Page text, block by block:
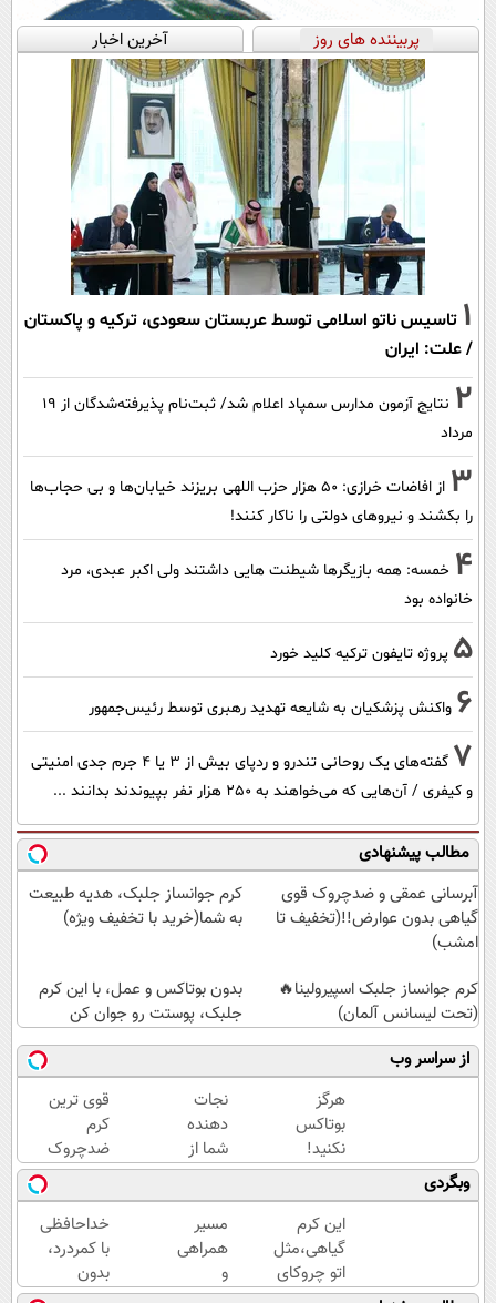
پربیننده های روز آخرین اخبار
1 تاسیس ناتو اسلامی توسط عربستان سعودی، ترکیه و پاکستان
/ علت: ایران
2
نتایج آزمون مدارس سمپاد اعلام شد/ ثبت‌نام پذیرفته‌شدگان از ۱۹
مرداد
3
از افاضات خرازی: ۵۰ هزار حزب اللهی بریزند خیابان‌ها و بی حجاب‌ها
را بکشند و نیرو‌های دولتی را ناکار کنند!
4 خمسه: همه بازیگرها شیطنت هایی داشتند ولی اکبر عبدی، مرد
خانواده بود
5 پروژه تایفون ترکیه کلید خورد
6 واکنش پزشکیان به شایعه تهدید رهبری توسط رئیس‌جمهور
7
گفته‌های یک روحانی تندرو و ردپای بیش از ۳ یا ۴ جرم جدی امنیتی
و کیفری / آن‌هایی که می‌خواهند به ۲۵۰ هزار نفر بپیوندند بدانند ...
مطالب پیشنهادی
آبرسانی عمقی و ضدچروک قوی
گیاهی بدون عوارض!!(تخفیف تا
امشب)
کرم جوانساز جلبک، هدیه طبیعت
به شما(خرید با تخفیف ویژه)
کرم جوانساز جلبک اسپیرولینا🔥
(تحت لیسانس آلمان)
بدون بوتاکس و عمل، با این کرم
جلبک، پوستت رو جوان کن
از سراسر وب
هرگز
بوتاکس
نکنید!
جوانساز
جلبک
پوست
شمارا
۱۰ سال
جوان
نجات
دهنده
شما از
پیری!
کرم
جوانساز
جلبک
50%تخفیف
قوی ترین
کرم
ضدچروک
گیاهی!
تحت
لیسانس
آلمان
(40%تخفیف
زمستانی)
وبگردی
این کرم
گیاهی،مثل
اتو چروکای
پوستتوصاف
مسیر
همراهی
و
گزارش
خداحافظی
با کمردرد،
بدون
قرص و